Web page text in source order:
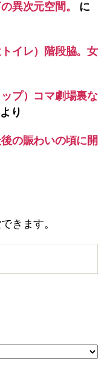
異次元空間。
に
イレ）階段脇。女
プ）コマ劇場裏な
り
の賑わいの頃に開
きます。